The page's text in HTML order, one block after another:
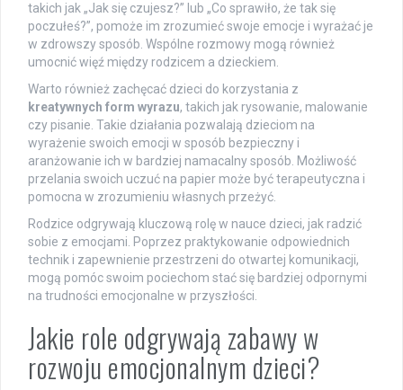
takich jak „Jak się czujesz?” lub „Co sprawiło, że tak się
poczułeś?”, pomoże im zrozumieć swoje emocje i wyrażać je
w zdrowszy sposób. Wspólne rozmowy mogą również
umocnić więź między rodzicem a dzieckiem.
Warto również zachęcać dzieci do korzystania z
kreatywnych form wyrazu, takich jak rysowanie, malowanie
czy pisanie. Takie działania pozwalają dzieciom na
wyrażenie swoich emocji w sposób bezpieczny i
aranżowanie ich w bardziej namacalny sposób. Możliwość
przelania swoich uczuć na papier może być terapeutyczna i
pomocna w zrozumieniu własnych przeżyć.
Rodzice odgrywają kluczową rolę w nauce dzieci, jak radzić
sobie z emocjami. Poprzez praktykowanie odpowiednich
technik i zapewnienie przestrzeni do otwartej komunikacji,
mogą pomóc swoim pociechom stać się bardziej odpornymi
na trudności emocjonalne w przyszłości.
Jakie role odgrywają zabawy w
rozwoju emocjonalnym dzieci?